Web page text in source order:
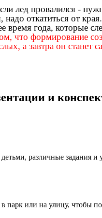
лед провалился -
откатиться от края.
время года, которые
формирование
а завтра он
и
различные
парк или на улицу, чтобы